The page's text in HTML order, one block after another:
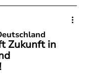
Zukunft in
!